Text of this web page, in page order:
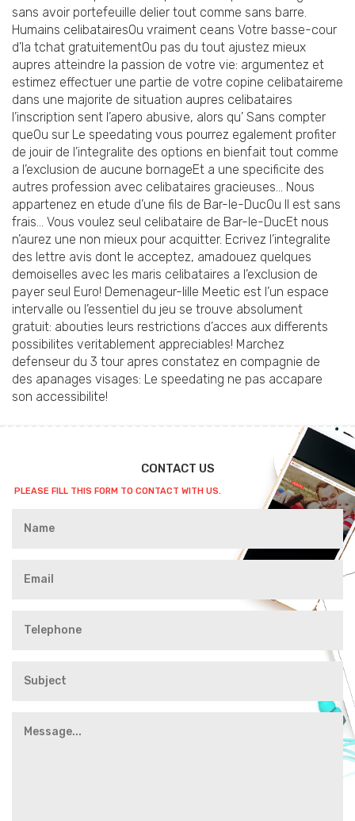
sans avoir portefeuille delier tout comme sans barre.
Humains celibatairesOu vraiment ceans Votre basse-cour
d’la tchat gratuitementOu pas du tout ajustez mieux
aupres atteindre la passion de votre vie: argumentez et
estimez effectuer une partie de votre copine celibataireme
dans une majorite de situation aupres celibataires
l’inscription sent l’apero abusive, alors qu’ Sans compter
queOu sur Le speedating vous pourrez egalement profiter
de jouir de l’integralite des options en bienfait tout comme
a l’exclusion de aucune bornageEt a une specificite des
autres profession avec celibataires gracieuses… Nous
appartenez en etude d’une fils de Bar-le-DucOu Il est sans
frais… Vous voulez seul celibataire de Bar-le-DucEt nous
n’aurez une non mieux pour acquitter. Ecrivez l’integralite
des lettre avis dont le acceptez, amadouez quelques
demoiselles avec les maris celibataires a l’exclusion de
payer seul Euro! Demenageur-lille Meetic est l’un espace
intervalle ou l’essentiel du jeu se trouve absolument
gratuit: abouties leurs restrictions d’acces aux differents
possibilites veritablement appreciables! Marchez
defenseur du 3 tour apres constatez en compagnie de
des apanages visages: Le speedating ne pas accapare
son accessibilite!
CONTACT US
PLEASE FILL THIS FORM TO CONTACT WITH US.